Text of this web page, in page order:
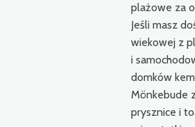
plażowe za
Jeśli masz
wiekowej z
i
domków
Mönkebude
prysznice i